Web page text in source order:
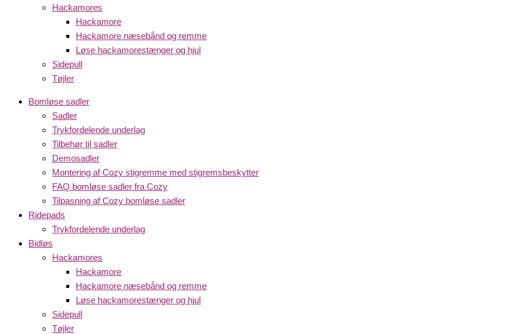
Hackamores
Hackamore
Hackamore næsebånd og remme
Løse hackamorestænger og hjul
Sidepull
Tøjler
Bomløse sadler
Sadler
Trykfordelende underlag
Tilbehør til sadler
Demosadler
Montering af Cozy stigremme med stigremsbeskytter
FAQ bomløse sadler fra Cozy
Tilpasning af Cozy bomløse sadler
Ridepads
Trykfordelende underlag
Bidløs
Hackamores
Hackamore
Hackamore næsebånd og remme
Løse hackamorestænger og hjul
Sidepull
Tøjler